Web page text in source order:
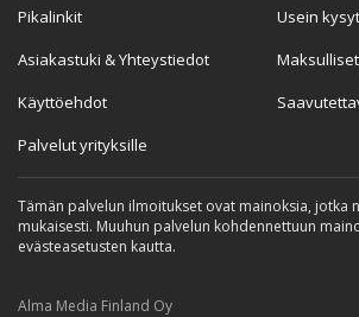
Pikalinkit
Asiakastuki & Yhteystiedot
Käyttöehdot
Palvelut yrityksille
Usein
Tämän palvelun ilmoitukset ovat mainoksia, jotka
mukaisesti. Muuhun palvelun kohdennettuun
evästeasetusten kautta.
Alma Media Finland Oy